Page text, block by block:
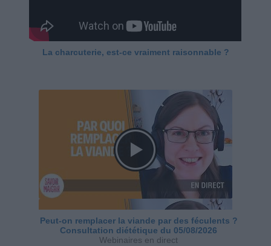
La charcuterie, est-ce vraiment raisonnable ?
Peut-on remplacer la viande par des féculents ?
Consultation diététique du 05/08/2026
Webinaires en direct